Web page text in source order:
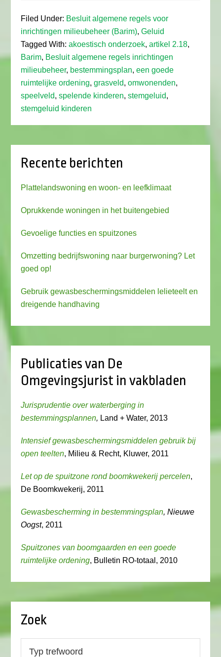
Filed Under: Besluit algemene regels voor
inrichtingen milieubeheer (Barim),Geluid
Tagged With:akoestisch onderzoek,artikel 2.18,
Barim, Besluit algemene regels inrichtingen
milieubeheer, bestemmingsplan,een goede
ruimtelijke ordening,grasveld,omwonenden,
speelveld,spelende kinderen,stemgeluid,
stemgeluid kinderen
Recente berichten
Plattelandswoning en woon- en leefklimaat
Oprukkende woningen in het buitengebied
Gevoelige functies en spuitzones
Omzetting bedrijfswoning naar burgerwoning? Let
goed op!
Gebruik gewasbeschermingsmiddelen lelieteelt en
dreigende handhaving
Publicaties van De
Omgevingsjurist in vakbladen
Jurisprudentie over waterberging in
bestemmingsplannen, Land + Water, 2013
Intensief gewasbeschermingsmiddelen gebruik bij
open teelten, Milieu & Recht, Kluwer, 2011
Let op de spuitzone rond boomkwekerij percelen,
De Boomkwekerij, 2011
Gewasbescherming in bestemmingsplan, Nieuwe
Oogst, 2011
Spuitzones van boomgaarden en een goede
ruimtelijke ordening, Bulletin RO-totaal, 2010
Zoek